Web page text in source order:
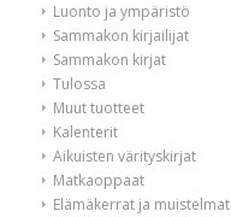
Luonto ja ympäristö
Sammakon kirjailijat
Sammakon kirjat
Tulossa
Muut tuotteet
Kalenterit
Aikuisten värityskirjat
Matkaoppaat
Elämäkerrat ja muistelmat